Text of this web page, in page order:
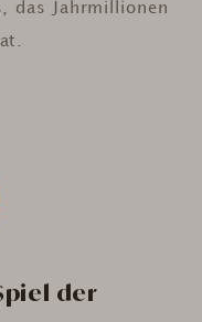
das Jahrmillionen
der